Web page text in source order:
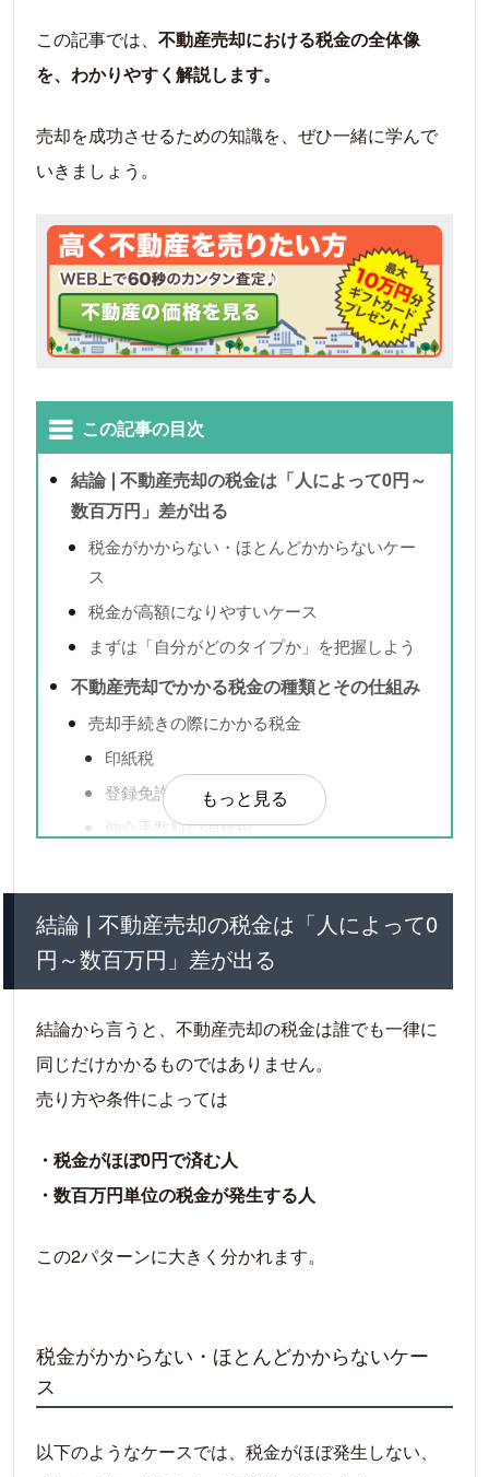
この記事では、 不動産売却における税金の全体像
を、わかりやすく解説します。
売却を成功させるための知識を、ぜひ一緒に学んで
いきましょう。
この記事の目次
結論❘不動産売却の税金は「人によって0円～
数百万円」差が出る
税金がかからない・ほとんどかからないケー
ス
税金が高額になりやすいケース
まずは「自分がどのタイプか」を把握しよう
不動産売却でかかる税金の種類とその仕組み
売却手続きの際にかかる税金
印紙税
登録免許税
仲介手数料の消費税
あなたの場合はいくら？譲渡所得税の具体
的な計算例
も
節税対策に！譲渡所得税で適用できる4つの控
除
②特例を受けるための条件は？
②特例を受けるための条件は？
空き家の譲渡所得の特別控除
売却で損失が出たらどうする？知っておきたい
もっと見る
結論❘不動産売却の税金は「人によって0
円～数百万円」差が出る
結論から言うと、不動産売却の税金は誰でも一律に
同じだけかかるものではありません。
売り方や条件によっては
・税金がほぼ0円で済む人
・数百万円単位の税金が発生する人
この2パターンに大きく分かれます。
税金がかからない・ほとんどかからないケー
ス
以下のようなケースでは、税金がほぼ発生しない、